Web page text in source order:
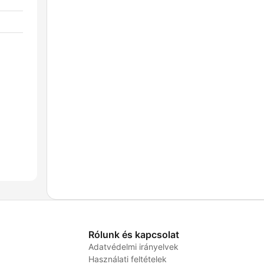
Rólunk és kapcsolat
Adatvédelmi irányelvek
Használati feltételek